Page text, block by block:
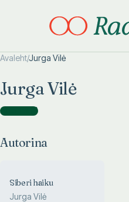
Avaleht/Jurga Vilė
Jurga Vilė
Autorina )
Autorina
Siberi haiku
Jurga Vilė